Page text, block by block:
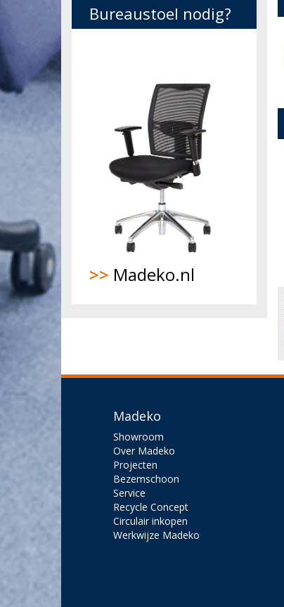
Bureaustoel nodig?
>> Madeko.nl
Madeko
Showroom
Over Madeko
Projecten
Bezemschoon
Service
Recycle Concept
Circulair inkopen
Werkwijze Madeko